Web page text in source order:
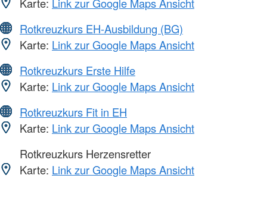
Rotkreuzkurs EH-Ausbildung (BG)
Karte: Link zur Google Maps Ansicht
Rotkreuzkurs Erste Hilfe
Karte: Link zur Google Maps Ansicht
Rotkreuzkurs Fit in EH
Karte: Link zur Google Maps Ansicht
Rotkreuzkurs Herzensretter
Karte: Link zur Google Maps Ansicht